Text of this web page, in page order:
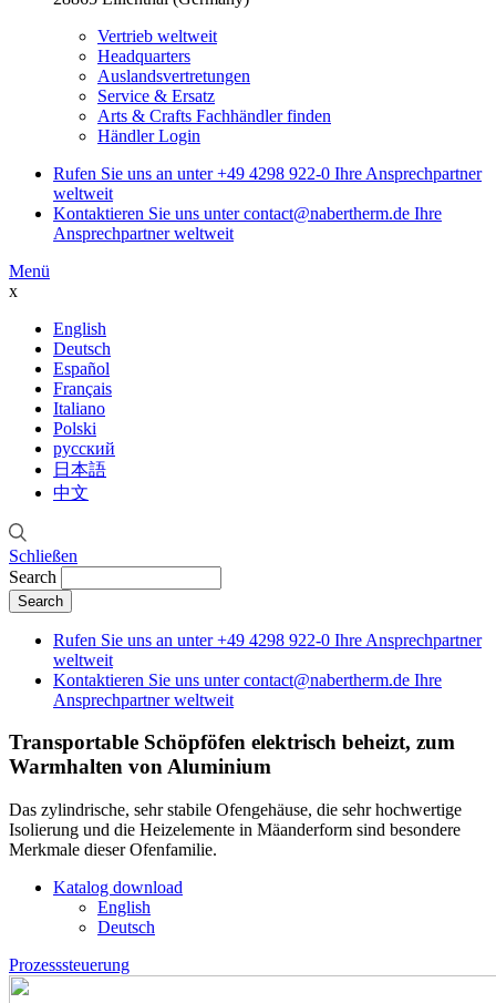
Vertrieb weltweit
Headquarters
Auslandsvertretungen
Service & Ersatz
Arts & Crafts Fachhändler finden
Händler Login
Rufen Sie uns an unter +49 4298 922-0 Ihre Ansprechpartner
weltweit
Kontaktieren Sie uns unter contact@nabertherm.de Ihre
Ansprechpartner weltweit
Menü
x
English
Deutsch
Español
Français
Italiano
Polski
русский
日本語
中文
Schließen
Search
Rufen Sie uns an unter +49 4298 922-0 Ihre Ansprechpartner
weltweit
Kontaktieren Sie uns unter contact@nabertherm.de Ihre
Ansprechpartner weltweit
Transportable Schöpföfen elektrisch beheizt, zum
Warmhalten von Aluminium
Das zylindrische, sehr stabile Ofengehäuse, die sehr hochwertige
Isolierung und die Heizelemente in Mäanderform sind besondere
Merkmale dieser Ofenfamilie.
Katalog download
English
Deutsch
Prozesssteuerung